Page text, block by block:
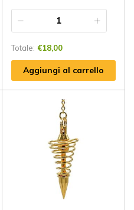
Totale: €18,00
Aggiungi al carrello